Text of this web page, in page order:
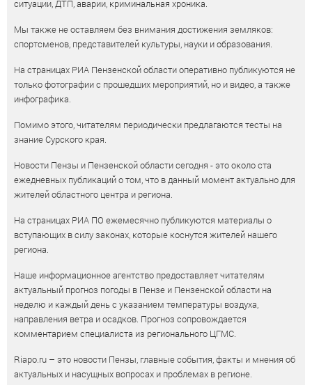
ситуации, ДТП, аварии, криминальная хроника.
Мы также не оставляем без внимания достижения земляков:
спортсменов, представителей культуры, науки и образования.
На страницах РИА Пензенской области оперативно публикуются не
только фотографии с прошедших мероприятий, но и видео, а также
инфографика.
Помимо этого, читателям периодически предлагаются тесты на
знание Сурского края.
Новости Пензы и Пензенской области сегодня - это около ста
ежедневных публикаций о том, что в данный момент актуально для
жителей областного центра и региона.
На страницах РИА ПО ежемесячно публикуются материалы о
вступающих в силу законах, которые коснутся жителей нашего
региона.
Наше информационное агентство предоставляет читателям
актуальный прогноз погоды в Пензе и Пензенской области на
неделю и каждый день с указанием температуры воздуха,
направления ветра и осадков. Прогноз сопровождается
комментарием специалиста из регионального ЦГМС.
Riapo.ru – это новости Пензы, главные события, факты и мнения об
актуальных и насущных вопросах и проблемах в регионе.